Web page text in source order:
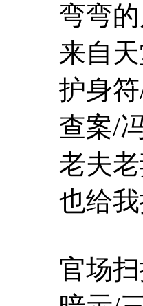
弯弯的
来自天
护身符/
查案/冯
老夫老
也给我
官场扫